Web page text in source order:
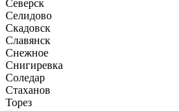
Северск
Селидово
Скадовск
Славянск
Снежное
Снигиревка
Соледар
Стаханов
Торез